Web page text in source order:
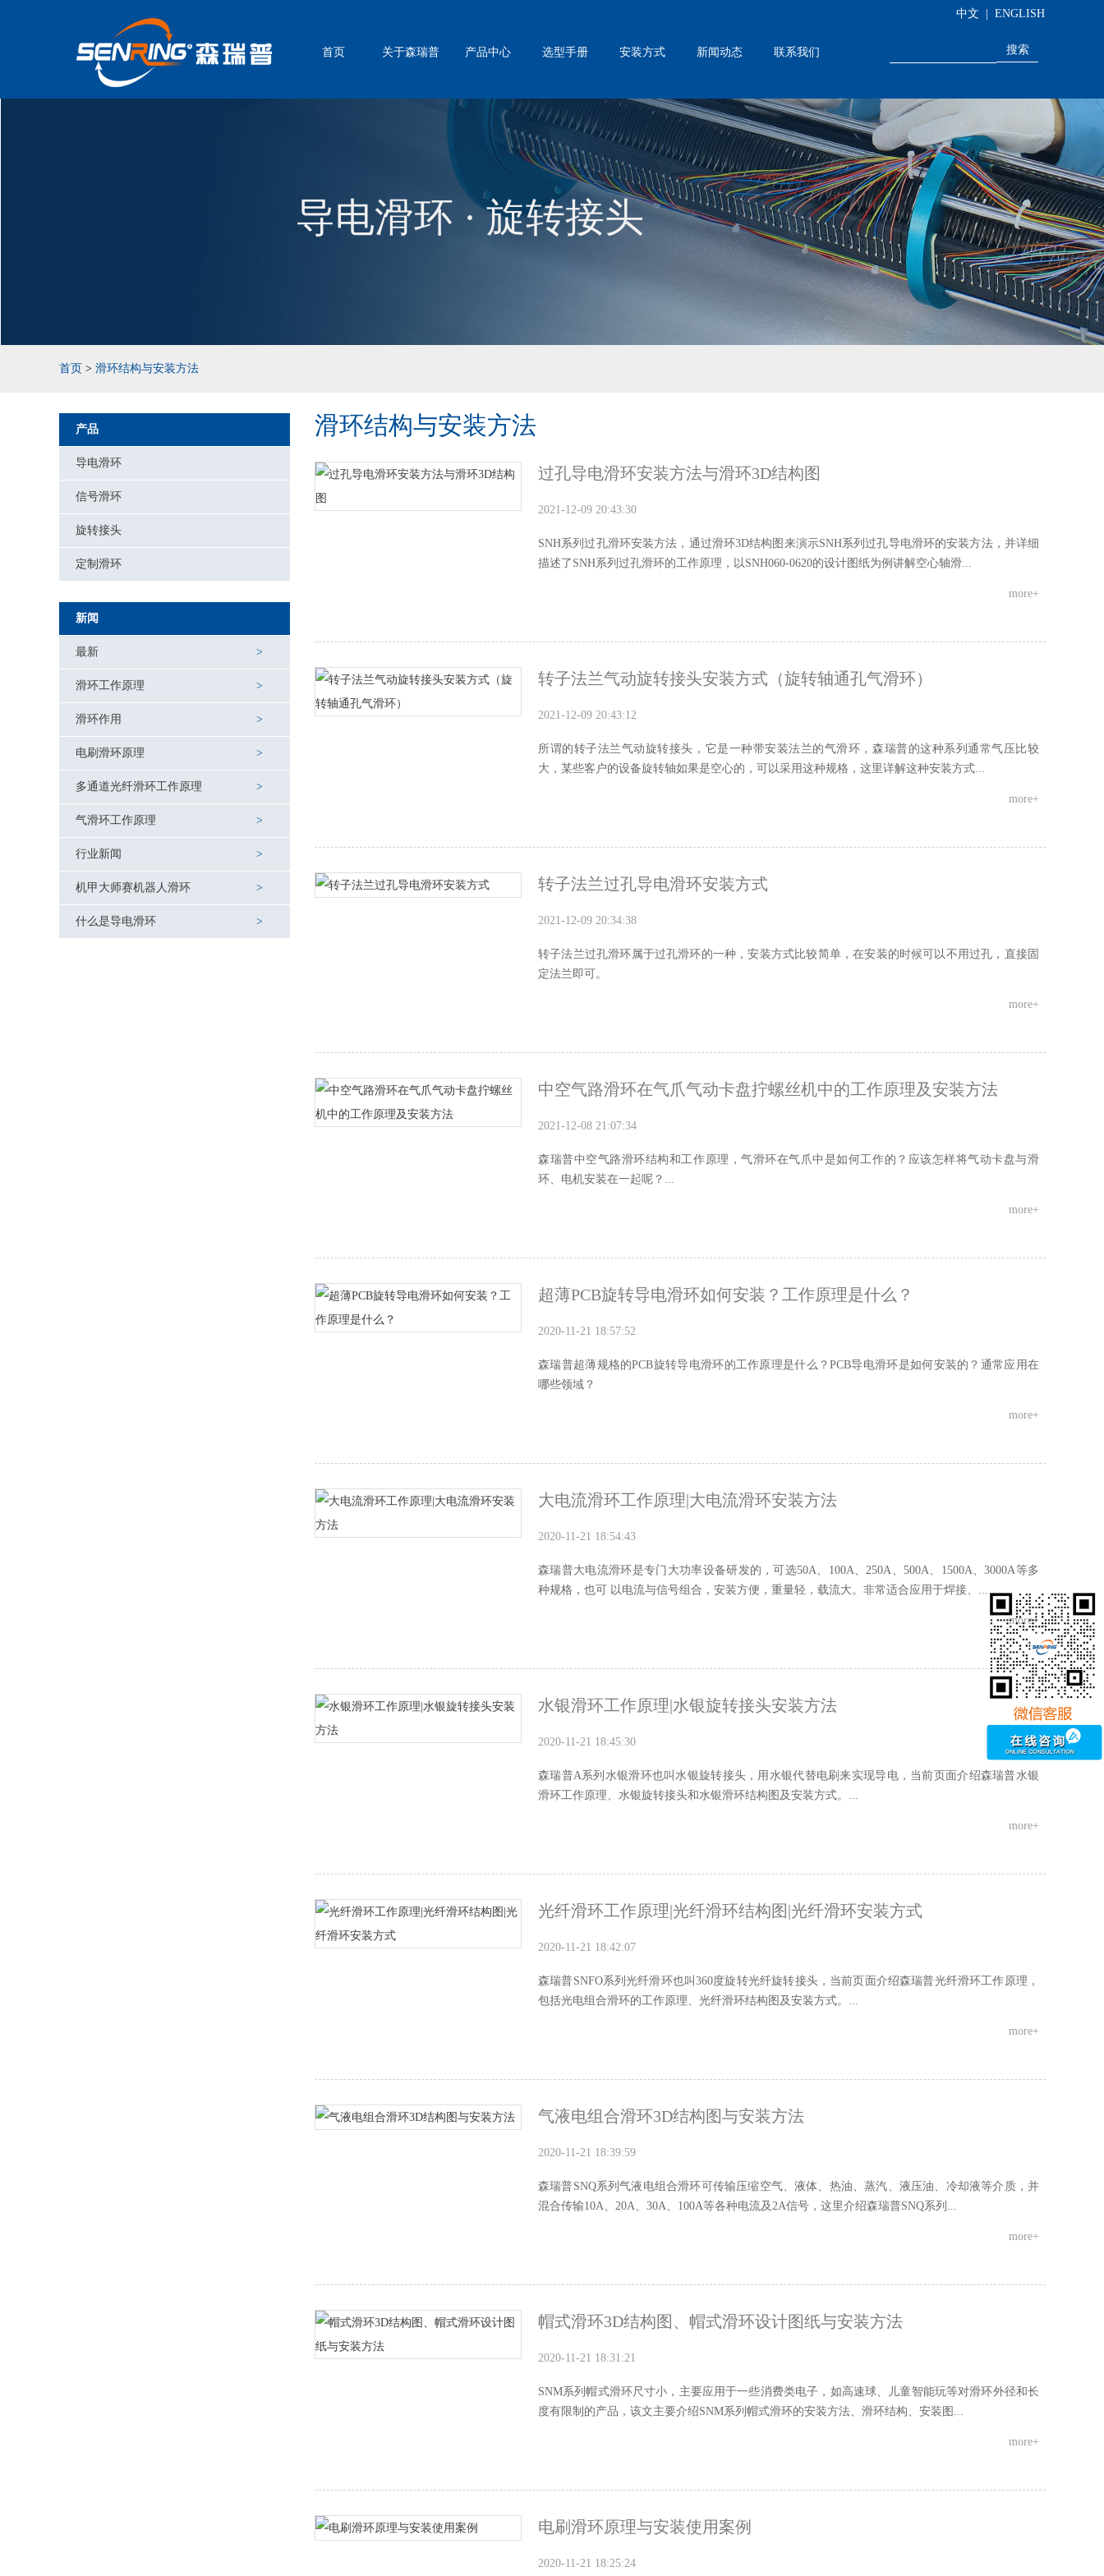
首页 关于森瑞普 产品中心 选型手册 安装方式 新闻动态 联系我们
中文 ENGLISH
导电滑环 · 旋转接头
首页 > 滑环结构与安装方法
产品
导电滑环
信号滑环
旋转接头
定制滑环
新闻
最新
滑环工作原理
滑环作用
电刷滑环原理
多通道光纤滑环工作原理
气滑环工作原理
行业新闻
机甲大师赛机器人滑环
什么是导电滑环
滑环结构与安装方法
过孔导电滑环安装方法与滑环3D结构图
2021-12-09 20:43:30
SNH系列过孔滑环安装方法，通过滑环3D结构图来演示SNH系列过孔导电滑环的安装方法，并详细
描述了SNH系列过孔滑环的工作原理，以SNH060-0620的设计图纸为例讲解空心轴滑...
more+
转子法兰气动旋转接头安装方式（旋转轴通孔气滑环）
2021-12-09 20:43:12
所谓的转子法兰气动旋转接头，它是一种带安装法兰的气滑环，森瑞普的这种系列通常气压比较
大，某些客户的设备旋转轴如果是空心的，可以采用这种规格，这里详解这种安装方式...
more+
转子法兰过孔导电滑环安装方式
2021-12-09 20:34:38
转子法兰过孔滑环属于过孔滑环的一种，安装方式比较简单，在安装的时候可以不用过孔，直接固
定法兰即可。
more+
中空气路滑环在气爪气动卡盘拧螺丝机中的工作原理及安装方法
2021-12-08 21:07:34
森瑞普中空气路滑环结构和工作原理，气滑环在气爪中是如何工作的？应该怎样将气动卡盘与滑
环、电机安装在一起呢？...
more+
超薄PCB旋转导电滑环如何安装？工作原理是什么？
2020-11-21 18:57:52
森瑞普超薄规格的PCB旋转导电滑环的工作原理是什么？PCB导电滑环是如何安装的？通常应用在
哪些领域？
more+
大电流滑环工作原理|大电流滑环安装方法
2020-11-21 18:54:43
森瑞普大电流滑环是专门大功率设备研发的，可选50A、100A、250A、500A、1500A、3000A等多
种规格，也可 以电流与信号组合，安装方便，重量轻，载流大。非常适合应用于焊接、...
more+
水银滑环工作原理|水银旋转接头安装方法
2020-11-21 18:45:30
森瑞普A系列水银滑环也叫水银旋转接头，用水银代替电刷来实现导电，当前页面介绍森瑞普水银
滑环工作原理、水银旋转接头和水银滑环结构图及安装方式。...
more+
光纤滑环工作原理|光纤滑环结构图|光纤滑环安装方式
2020-11-21 18:42:07
森瑞普SNFO系列光纤滑环也叫360度旋转光纤旋转接头，当前页面介绍森瑞普光纤滑环工作原理，
包括光电组合滑环的工作原理、光纤滑环结构图及安装方式。...
more+
气液电组合滑环3D结构图与安装方法
2020-11-21 18:39:59
森瑞普SNQ系列气液电组合滑环可传输压缩空气、液体、热油、蒸汽、液压油、冷却液等介质，并
混合传输10A、20A、30A、100A等各种电流及2A信号，这里介绍森瑞普SNQ系列...
more+
帽式滑环3D结构图、帽式滑环设计图纸与安装方法
2020-11-21 18:31:21
SNM系列帽式滑环尺寸小，主要应用于一些消费类电子，如高速球、儿童智能玩等对滑环外径和长
度有限制的产品，该文主要介绍SNM系列帽式滑环的安装方法、滑环结构、安装图...
more+
电刷滑环原理与安装使用案例
2020-11-21 18:25:24